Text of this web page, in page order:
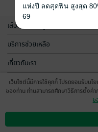
เลือกหมวดหมู่
บริการช่วยเหลือ
เกี่ยวกับเรา
กลุ่มธุรกิจในเครือ
ดาวน์โหลดแอป
เว็บไซต์นี้มีการใช้คุกกี้ โปรดยอมรับน
ของท่าน ท่านสามารถศึกษาวิธีการตั้งค่
ข
แห่งปี ลดสุดฟิน สูงสุด
69